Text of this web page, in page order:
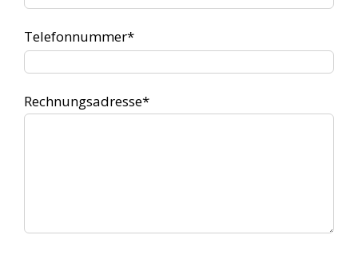
Telefonnummer*
Rechnungsadresse*